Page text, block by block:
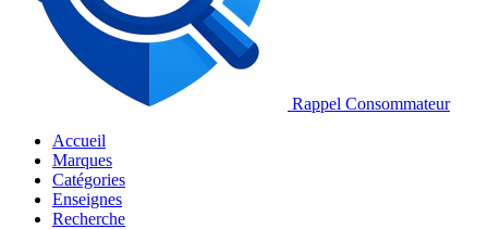
Rappel Consommateur
Accueil
Marques
Catégories
Enseignes
Recherche